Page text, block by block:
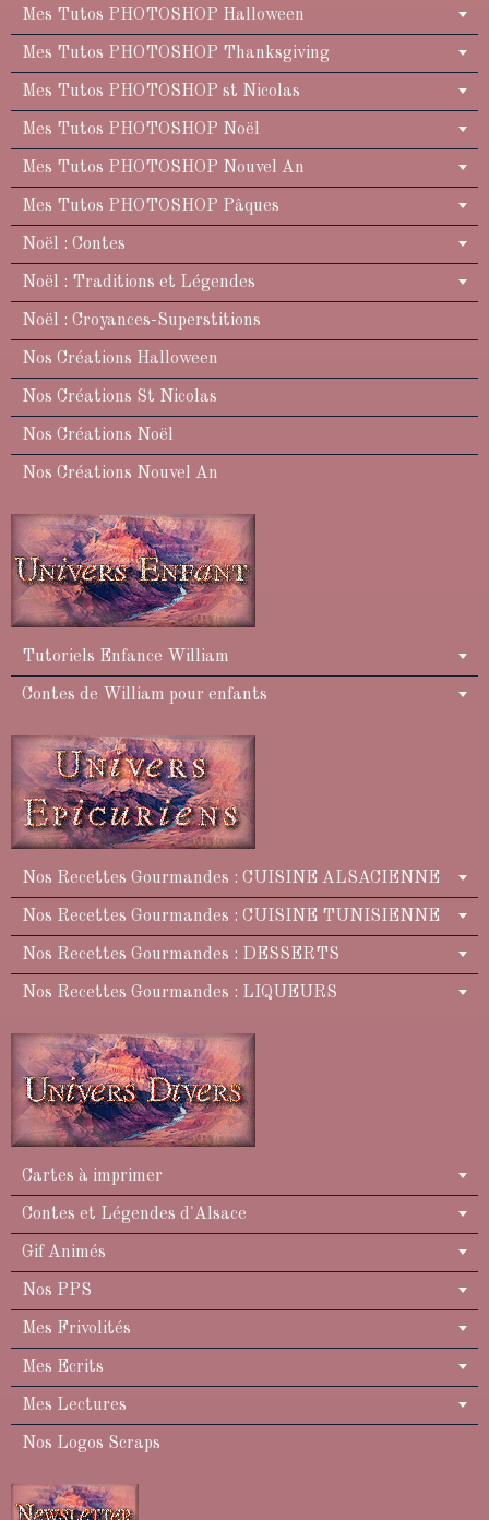
Mes Tutos PHOTOSHOP Halloween
Mes Tutos PHOTOSHOP Thanksgiving
Mes Tutos PHOTOSHOP st Nicolas
Mes Tutos PHOTOSHOP Noël
Mes Tutos PHOTOSHOP Nouvel An
Mes Tutos PHOTOSHOP Pâques
Noël : Contes
Noël : Traditions et Légendes
Noël : Croyances-Superstitions
Nos Créations Halloween
Nos Créations St Nicolas
Nos Créations Noël
Nos Créations Nouvel An
Tutoriels Enfance William
Contes de William pour enfants
Nos Recettes Gourmandes : CUISINE ALSACIENNE
Nos Recettes Gourmandes : CUISINE TUNISIENNE
Nos Recettes Gourmandes : DESSERTS
Nos Recettes Gourmandes : LIQUEURS
Cartes à imprimer
Contes et Légendes d'Alsace
Gif Animés
Nos PPS
Mes Frivolités
Mes Ecrits
Mes Lectures
Nos Logos Scraps